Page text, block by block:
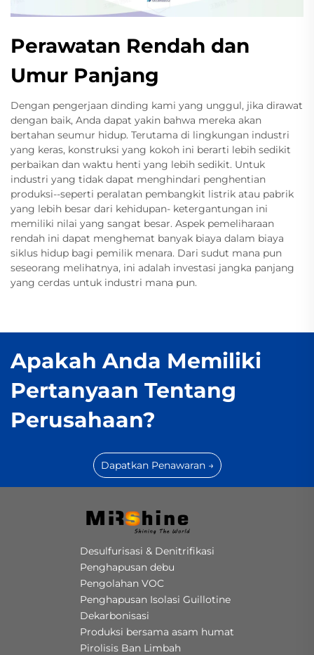
Perawatan Rendah dan
Umur Panjang
Dengan pengerjaan dinding kami yang unggul, jika dirawat
dengan baik, Anda dapat yakin bahwa mereka akan
bertahan seumur hidup. Terutama di lingkungan industri
yang keras, konstruksi yang kokoh ini berarti lebih sedikit
perbaikan dan waktu henti yang lebih sedikit. Untuk
industri yang tidak dapat menghindari penghentian
produksi--seperti peralatan pembangkit listrik atau pabrik
yang lebih besar dari kehidupan- ketergantungan ini
memiliki nilai yang sangat besar. Aspek pemeliharaan
rendah ini dapat menghemat banyak biaya dalam biaya
siklus hidup bagi pemilik menara. Dari sudut mana pun
seseorang melihatnya, ini adalah investasi jangka panjang
yang cerdas untuk industri mana pun.
Apakah Anda Memiliki
Pertanyaan Tentang
Perusahaan?
Dapatkan Penawaran →
Desulfurisasi & Denitrifikasi
Penghapusan debu
Pengolahan VOC
Penghapusan Isolasi Guillotine
Dekarbonisasi
Produksi bersama asam humat
Pirolisis Ban Limbah